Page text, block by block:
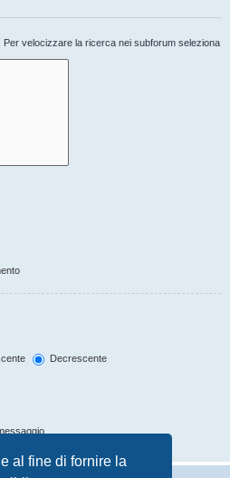
al fine di fornire la
velocizzare la ricerca nei subforum seleziona
Decrescente